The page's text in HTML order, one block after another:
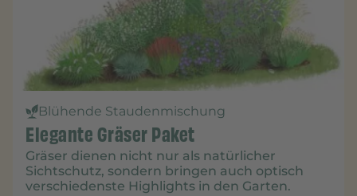
Blühende Staudenmischung
Elegante Gräser Paket
Gräser dienen nicht nur als natürlicher
Sichtschutz, sondern bringen auch optisch
verschiedenste Highlights in den Garten.